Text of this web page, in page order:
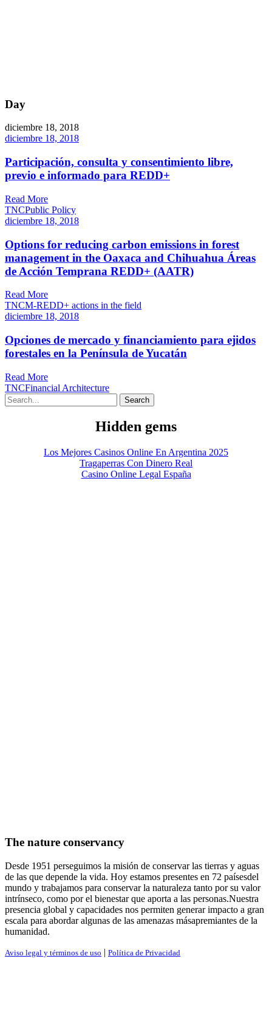
Day
diciembre 18, 2018
diciembre 18, 2018
Participación, consulta y consentimiento libre,
previo e informado para REDD+
Read More
TNCPublic Policy
diciembre 18, 2018
Options for reducing carbon emissions in forest
management in the Oaxaca and Chihuahua Áreas
de Acción Temprana REDD+ (AATR)
Read More
TNCM-REDD+ actions in the field
diciembre 18, 2018
Opciones de mercado y financiamiento para ejidos
forestales en la Península de Yucatán
Read More
TNCFinancial Architecture
Hidden gems
Los Mejores Casinos Online En Argentina 2025
Tragaperras Con Dinero Real
Casino Online Legal España
The nature conservancy
Desde 1951 perseguimos la misión de conservar las tierras y aguas
de las que depende la vida. Hoy estamos presentes en 72 paísesdel
mundo y trabajamos para conservar la naturaleza tanto por su valor
intrínseco, como por el bienestar que aporta a las personas.Nuestra
presencia global y capacidades nos permiten generar impacto a gran
escala para abordar algunas de las amenazas másapremiantes de la
humanidad.
Aviso legal y términos de uso | Política de Privacidad